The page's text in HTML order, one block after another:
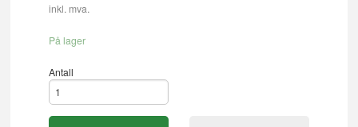
inkl. mva.
På lager
Antall